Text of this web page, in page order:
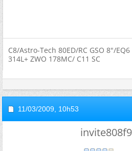
C8/Astro-Tech 80ED/RC GSO 8"/
314L+ ZWO 178MC/ C11 SC
11/03/2009, 10h53